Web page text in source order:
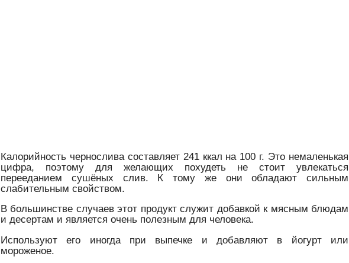
Калорийность чернослива составляет 241 ккал на 100 г. Это немаленькая
цифра, поэтому для желающих похудеть не стоит увлекаться
перееданием сушёных слив. К тому же они обладают сильным
слабительным свойством.
В большинстве случаев этот продукт служит добавкой к мясным блюдам
и десертам и является очень полезным для человека.
Используют его иногда при выпечке и добавляют в йогурт или
мороженое.